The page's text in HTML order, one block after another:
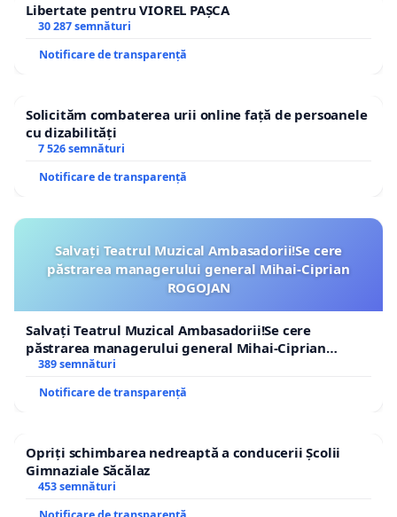
Libertate pentru VIOREL PAȘCA
30 287 semnături
Notificare de transparență
Solicităm combaterea urii online față de persoanele
cu dizabilități
7 526 semnături
Notificare de transparență
Salvați Teatrul Muzical Ambasadorii!Se cere
păstrarea managerului general Mihai-Ciprian
ROGOJAN
Salvați Teatrul Muzical Ambasadorii!Se cere
păstrarea managerului general Mihai-Ciprian
ROGOJAN
389 semnături
Notificare de transparență
Opriți schimbarea nedreaptă a conducerii Școlii
Gimnaziale Săcălaz
453 semnături